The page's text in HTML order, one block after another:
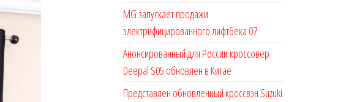
MG запускает продажи
электрифицированного лифтбека 07
Анонсированный для России кроссовер
Deepal S05 обновлен в Китае
Представлен обновленный кроссвэн Suzuki